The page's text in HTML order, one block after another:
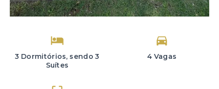
3 Dormitórios, sendo 3
Suítes
4 Vagas